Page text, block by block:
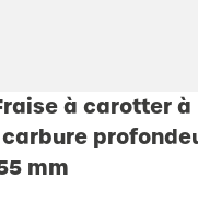
à carotter à
mm